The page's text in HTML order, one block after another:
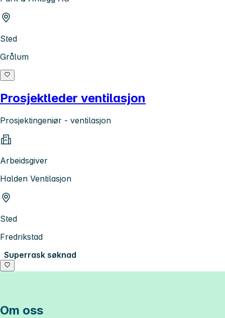
Sted
Grålum
Prosjektleder ventilasjon
Prosjektingeniør - ventilasjon
Arbeidsgiver
Halden Ventilasjon
Sted
Fredrikstad
Superrask søknad
Om oss